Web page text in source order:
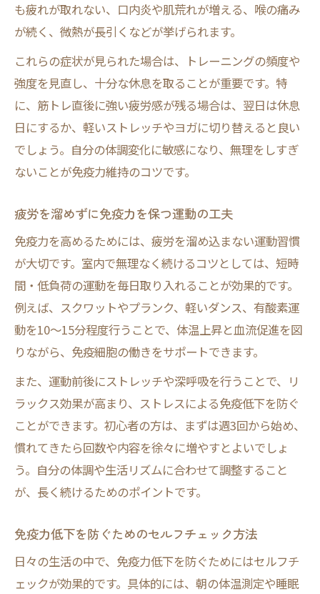
も疲れが取れない、口内炎や肌荒れが増える、喉の痛み
が続く、微熱が長引くなどが挙げられます。
これらの症状が見られた場合は、トレーニングの頻度や
強度を見直し、十分な休息を取ることが重要です。特
に、筋トレ直後に強い疲労感が残る場合は、翌日は休息
日にするか、軽いストレッチやヨガに切り替えると良い
でしょう。自分の体調変化に敏感になり、無理をしすぎ
ないことが免疫力維持のコツです。
疲労を溜めずに免疫力を保つ運動の工夫
免疫力を高めるためには、疲労を溜め込まない運動習慣
が大切です。室内で無理なく続けるコツとしては、短時
間・低負荷の運動を毎日取り入れることが効果的です。
例えば、スクワットやプランク、軽いダンス、有酸素運
動を10〜15分程度行うことで、体温上昇と血流促進を図
りながら、免疫細胞の働きをサポートできます。
また、運動前後にストレッチや深呼吸を行うことで、リ
ラックス効果が高まり、ストレスによる免疫低下を防ぐ
ことができます。初心者の方は、まずは週3回から始め、
慣れてきたら回数や内容を徐々に増やすとよいでしょ
う。自分の体調や生活リズムに合わせて調整すること
が、長く続けるためのポイントです。
免疫力低下を防ぐためのセルフチェック方法
日々の生活の中で、免疫力低下を防ぐためにはセルフチ
ェックが効果的です。具体的には、朝の体温測定や睡眠